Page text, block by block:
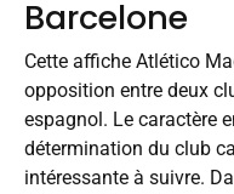
Barcelone
Cette affiche Atlético
opposition entre deux
espagnol. Le caractère
détermination du club
intéressante à suivre.